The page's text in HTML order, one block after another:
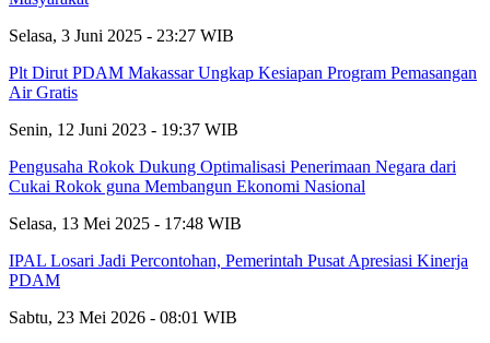
Selasa, 3 Juni 2025 - 23:27 WIB
Plt Dirut PDAM Makassar Ungkap Kesiapan Program Pemasangan
Air Gratis
Senin, 12 Juni 2023 - 19:37 WIB
Pengusaha Rokok Dukung Optimalisasi Penerimaan Negara dari
Cukai Rokok guna Membangun Ekonomi Nasional
Selasa, 13 Mei 2025 - 17:48 WIB
IPAL Losari Jadi Percontohan, Pemerintah Pusat Apresiasi Kinerja
PDAM
Sabtu, 23 Mei 2026 - 08:01 WIB